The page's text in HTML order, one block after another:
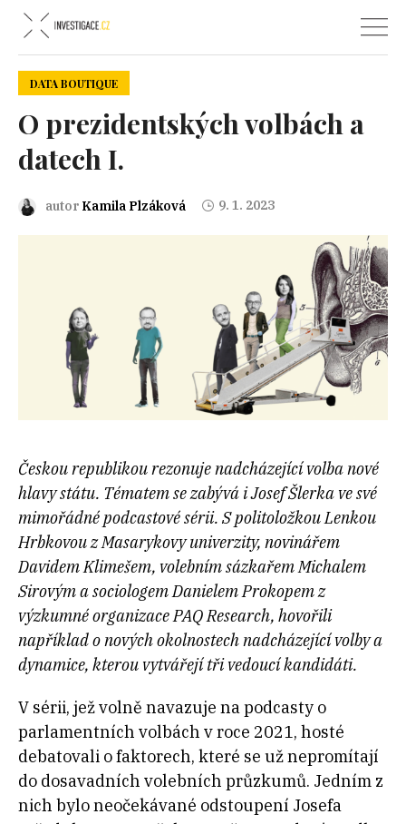
DATA BOUTIQUE
O prezidentských volbách a
datech I.
autor Kamila Plzáková 9. 1. 2023
Českou republikou rezonuje nadcházející volba nové
hlavy státu. Tématem se zabývá i Josef Šlerka ve své
mimořádné podcastové sérii. S politoložkou Lenkou
Hrbkovou z Masarykovy univerzity, novinářem
Davidem Klimešem, volebním sázkařem Michalem
Sirovým a sociologem Danielem Prokopem z
výzkumné organizace PAQ Research, hovořili
například o nových okolnostech nadcházející volby a
dynamice, kterou vytvářejí tři vedoucí kandidáti.
V sérii, jež volně navazuje na podcasty o
parlamentních volbách v roce 2021, hosté
debatovali o faktorech, které se už nepromítají
do dosavadních volebních průzkumů. Jedním z
nich bylo neočekávané odstoupení Josefa